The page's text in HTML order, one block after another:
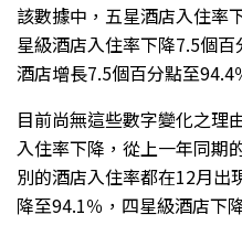
該數據中，五星酒店入住率
星級酒店入住率下降7.5個
酒店增長7.5個百分點至94.4
目前尚無這些數字變化之理
入住率下降，從上一年同期
別的酒店入住率都在12月出
降至94.1％，四星級酒店下